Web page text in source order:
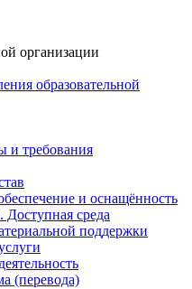
организации
образовательной
и требования
и оснащённость
Доступная среда
поддержки
(перевода)